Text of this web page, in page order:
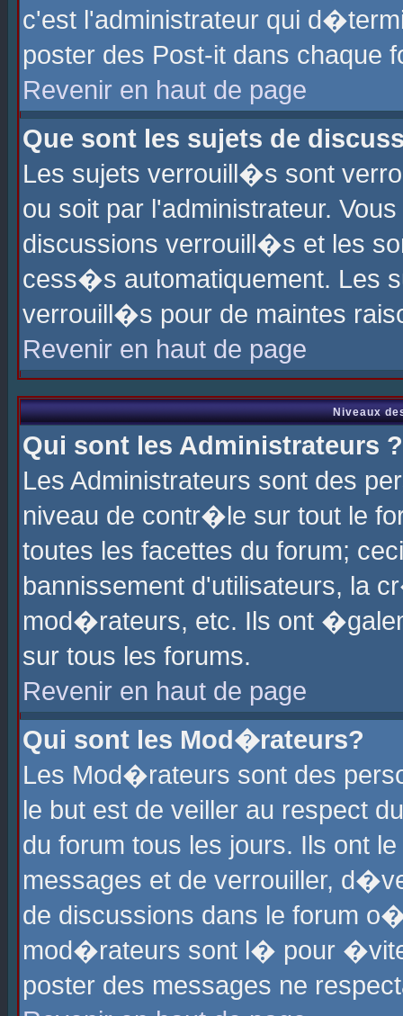
c'est l'administrateur qui
poster des Post-it dans chaque
Revenir en haut de page
Que sont les sujets de
Les sujets verrouill�s sont
ou soit par l'administrateur.
discussions verrouill�s et les
cess�s automatiquement. Les
verrouill�s pour de maintes
Revenir en haut de page
Niveaux
Qui sont les Administrateurs ?
Les Administrateurs sont des
niveau de contr�le sur tout le
toutes les facettes du forum;
bannissement d'utilisateurs, la
mod�rateurs, etc. Ils ont
sur tous les forums.
Revenir en haut de page
Qui sont les Mod�rateurs?
Les Mod�rateurs sont des
le but est de veiller au respect
du forum tous les jours. Ils ont
messages et de verrouiller,
de discussions dans le forum
mod�rateurs sont l� pour
poster des messages ne